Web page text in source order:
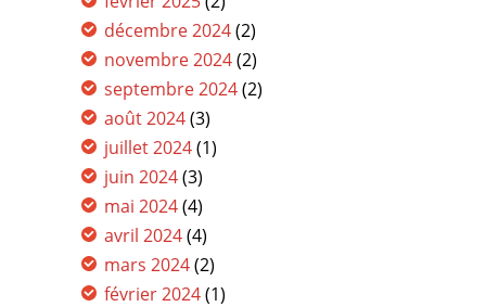
décembre 2024(2)
novembre 2024(2)
septembre 2024(2)
août 2024(3)
juillet 2024(1)
juin 2024(3)
mai 2024(4)
avril 2024(4)
mars 2024(2)
février 2024(1)